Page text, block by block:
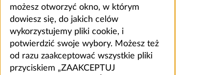
możesz otworzyć okno, w którym
dowiesz się, do jakich celów
wykorzystujemy pliki cookie, i
potwierdzić swoje wybory. Możesz też
od razu zaakceptować wszystkie pliki
przyciskiem „ZAAKCEPTUJ